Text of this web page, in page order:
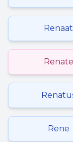
Renaat
Renate
Rene